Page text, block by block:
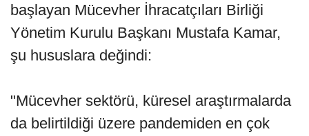
başlayan Mücevher İhracatçıları Birliği
Yönetim Kurulu Başkanı Mustafa Kamar,
şu hususlara değindi:
"Mücevher sektörü, küresel araştırmalarda
da belirtildiği üzere pandemiden en çok